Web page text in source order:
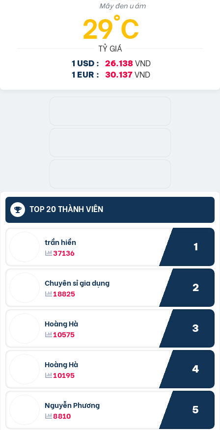
Mây đen u ám
29°C
TỶ GIÁ
1 USD : 26.138VND
1 EUR : 30.137 VND
TOP 20 THÀNH VIÊN
trần hiền
37136
1
Chuyên sỉ gia dụng
18825
2
Hoàng Hà
10575
3
Hoàng Hà
10195
4
Nguyễn Phương
8810
5